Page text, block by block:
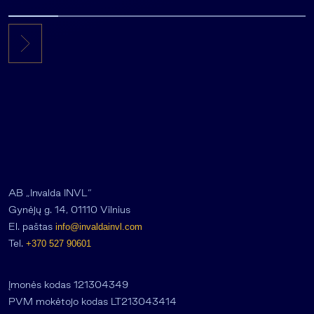
AB „Invalda INVL“
Gynėjų g. 14, 01110 Vilnius
El. paštas info@invaldainvl.com
Tel. +370 527 90601
Įmonės kodas 121304349
PVM mokėtojo kodas LT213043414